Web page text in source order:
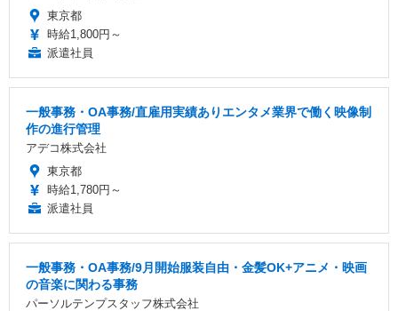
東京都
時給1,800円～
派遣社員
一般事務・OA事務/直雇用実績ありエンタメ業界で働く映像制
作の進行管理
アデコ株式会社
東京都
時給1,780円～
派遣社員
一般事務・OA事務/9月開始服装自由・金髪OK+アニメ・映画
の音楽に関わる事務
パーソルテンプスタッフ株式会社